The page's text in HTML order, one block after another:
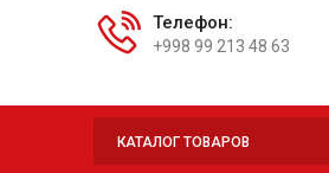
Телефон:
+998 99 213 48 63
КАТАЛОГ ТОВАРОВ